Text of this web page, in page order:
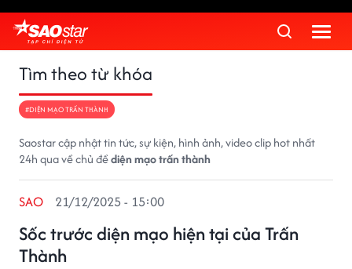
Tìm theo từ khóa
#DIỆN MẠO TRẤN THÀNH
Saostar cập nhật tin tức, sự kiện, hình ảnh, video clip hot nhất
24h qua về chủ đềdiện mạo trấn thành
Sốc trước diện mạo hiện tại của Trấn
Thành
SAO 21/12/2025 - 15:00